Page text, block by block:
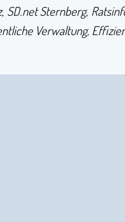
Sternberg,
Verwaltung,